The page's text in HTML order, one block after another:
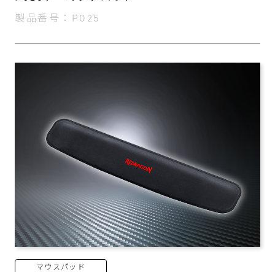
製品番号：P025
マウスパッド